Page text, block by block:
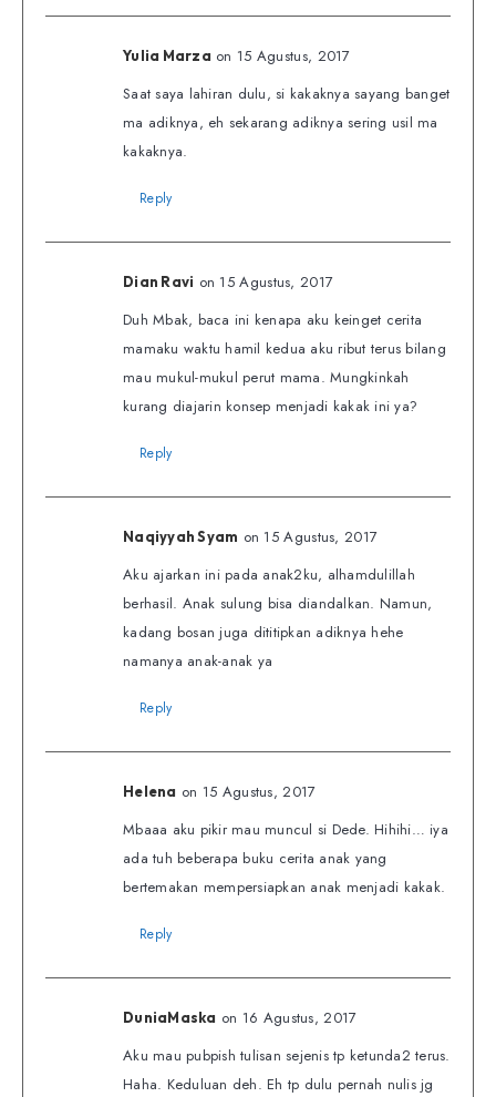
Yulia Marza on 15 Agustus, 2017
Saat saya lahiran dulu, si kakaknya sayang banget
ma adiknya, eh sekarang adiknya sering usil ma
kakaknya.
Reply
Dian Ravi on 15 Agustus, 2017
Duh Mbak, baca ini kenapa aku keinget cerita
mamaku waktu hamil kedua aku ribut terus bilang
mau mukul-mukul perut mama. Mungkinkah
kurang diajarin konsep menjadi kakak ini ya?
Reply
Naqiyyah Syam on 15 Agustus, 2017
Aku ajarkan ini pada anak2ku, alhamdulillah
berhasil. Anak sulung bisa diandalkan. Namun,
kadang bosan juga dititipkan adiknya hehe
namanya anak-anak ya
Reply
Helena on 15 Agustus, 2017
Mbaaa aku pikir mau muncul si Dede. Hihihi… iya
ada tuh beberapa buku cerita anak yang
bertemakan mempersiapkan anak menjadi kakak.
Reply
DuniaMaska on 16 Agustus, 2017
Aku mau pubpish tulisan sejenis tp ketunda2 terus.
Haha. Keduluan deh. Eh tp dulu pernah nulis jg